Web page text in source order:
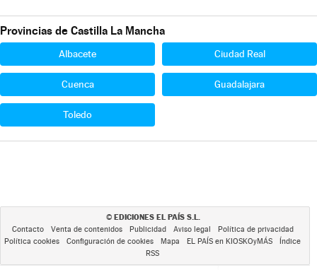
Provincias de Castilla La Mancha
Albacete Ciudad Real
Cuenca Guadalajara
Toledo
© EDICIONES EL PAÍS S.L.
Contacto Venta de contenidos Publicidad Aviso legal
Política de privacidad
Política cookies
Configuración de cookies Mapa EL PAÍS en KIOSKOyMÁS
Índice
RSS